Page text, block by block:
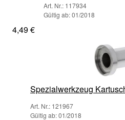
Art. Nr.: 117934
Gültig ab: 01/2018
4,49 €
Spezialwerkzeug
Art. Nr.: 121967
Gültig ab: 01/2018